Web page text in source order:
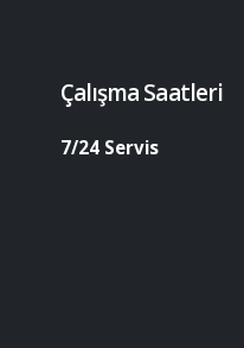
Çalışma Saatleri
7/24 Servis